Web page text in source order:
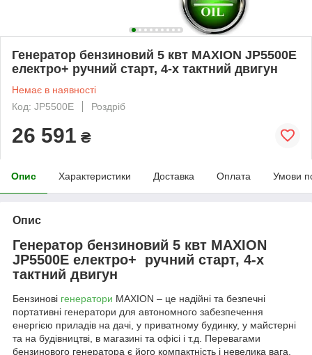
Генератор бензиновий 5 квт MAXION JP5500E
електро+ ручний старт, 4-х тактний двигун
Немає в наявності
Код: JP5500E
Роздріб
26 591 ₴
Опис Характеристики Доставка Оплата Умови
Опис
Генератор бензиновий 5 квт MAXION
JP5500E електро+ ручний старт, 4-х
тактний двигун
Бензинові генератори MAXION – це надійні та безпечні
портативні генератори для автономного забезпечення
енергією приладів на дачі, у приватному будинку, у майстерні
та на будівництві, в магазині та офісі і т.д. Перевагами
бензинового генератора є його компактність і невелика вага,